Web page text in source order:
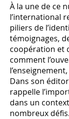
À la une de ce
l’international
piliers de
témoignages,
coopération et
comment
Dans son
rappelle
dans un
nombreux défis.